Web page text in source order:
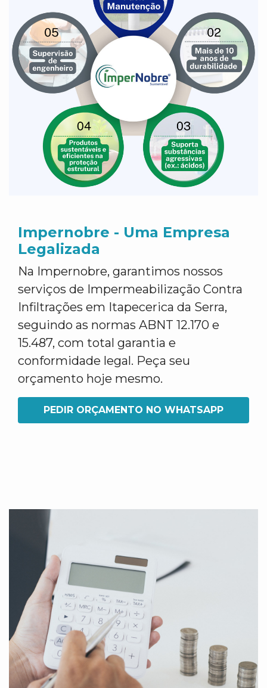
Impernobre - Uma Empresa
Legalizada
Na Impernobre, garantimos nossos
serviços de Impermeabilização Contra
Infiltrações em Itapecerica da Serra,
seguindo as normas ABNT 12.170 e
15.487, com total garantia e
conformidade legal. Peça seu
orçamento hoje mesmo.
PEDIR ORÇAMENTO NO WHATSAPP